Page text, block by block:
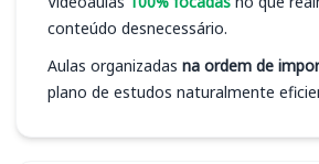
conteúdo desnecessário.
Aulas organizadas na ordem de
plano de estudos naturalmente